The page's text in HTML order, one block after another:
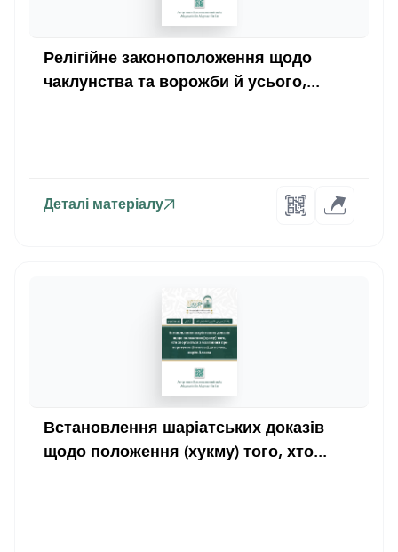
Релігійне законоположення щодо
чаклунства та ворожби й усього,...
Деталі матеріалу
Встановлення шаріатських доказів
щодо положення (хукму) того, хто...